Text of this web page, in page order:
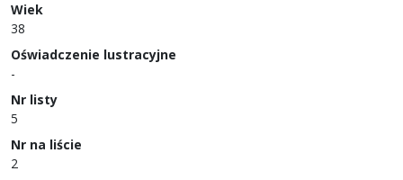
Wiek
38
Oświadczenie lustracyjne
-
Nr listy
5
Nr na liście
2